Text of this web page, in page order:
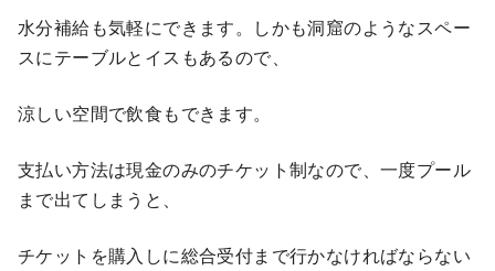
水分補給も気軽にできます。しかも洞窟のようなスペー
スにテーブルとイスもあるので、
涼しい空間で飲食もできます。
支払い方法は現金のみのチケット制なので、一度プール
まで出てしまうと、
チケットを購入しに総合受付まで行かなければならない